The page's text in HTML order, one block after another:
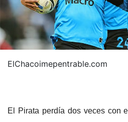
ElChacoimepentrable.com
El Pirata perdía dos veces con